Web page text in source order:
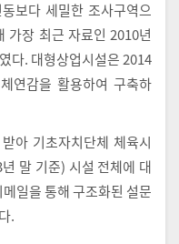
보다 세밀한 조사구역으
가장 최근 자료인 2010년
다. 대형상업시설은 2014
연감을 활용하여 구축하
아 기초자치단체 체육시
말 기준) 시설 전체에 대
일을 통해 구조화된 설문
.